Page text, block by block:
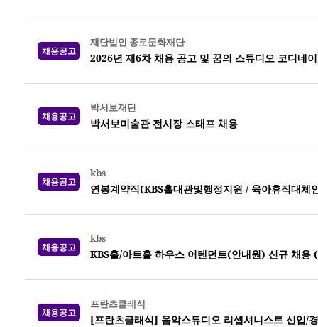
채용공고
재단법인 종로문화재단
2026년 제6차 채용 공고 및 꿈의 스튜디오 코디네
채용공고
박서보재단
박서보미술관 전시장 스태프 채용
채용공고
kbs
연봉계약직(KBS홀대관및행정지원 / 육아휴직대
채용공고
kbs
KBS홀/아트홀 하우스 어텐던트(안내원) 신규 채용
채용공고
프란츠클래식
[프란츠클래식] 음악스튜디오 리셉셔니스트 신입/